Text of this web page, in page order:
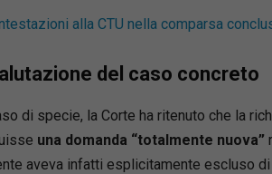
alla CTU nella comparsa
del caso concreto
di specie, la Corte ha ritenuto che la
una domanda “totalmente nuova”
aveva infatti esplicitamente escluso